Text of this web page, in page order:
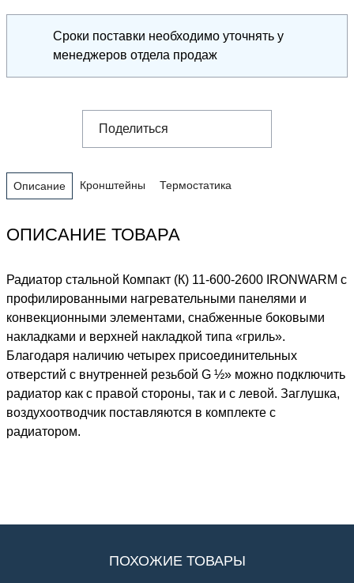
Сроки поставки необходимо уточнять у
менеджеров отдела продаж
Поделиться
Описание Кронштейны Термостатика
ОПИСАНИЕ ТОВАРА
Радиатор стальной Компакт (К) 11-600-2600 IRONWARM с
профилированными нагревательными панелями и
конвекционными элементами, снабженные боковыми
накладками и верхней накладкой типа «гриль».
Благодаря наличию четырех присоединительных
отверстий с внутренней резьбой G ½» можно подключить
радиатор как с правой стороны, так и с левой. Заглушка,
воздухоотводчик поставляются в комплекте с
радиатором.
ПОХОЖИЕ ТОВАРЫ